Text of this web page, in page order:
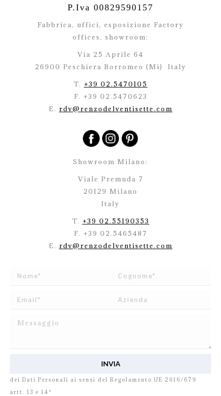
P.Iva 00829590157
Fabbrica, uffici, esposizione Factory
offices, showroom:
Via 25 Aprile 64
26900 Peschiera Borromeo (Mi)
Italy
T. +39 02.5470105
F. +39 02.5470623
E. rdv@renzodelventisette.com
Showroom Milano:
Viale Premuda 7
20129 Milano
Italy
T. +39 02.55190353
F. +39 02.5465487
E. rdv@renzodelventisette.com
dei Dati Personali ai sensi del Regolamento UE 2016/679
artt. 13 e 14*